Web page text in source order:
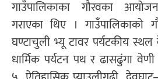
गाउँपालिकाका गौरवका
गराएका थिए । गाउँपालिकाको
घण्टाचुली भ्यू टावर पर्यटकीय
धार्मिक पर्यटन पथ र ढासढुंगा